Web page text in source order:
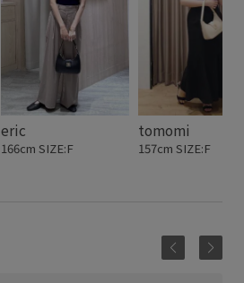
eric
166cm SIZE:F
tomomi
157cm SIZE:F